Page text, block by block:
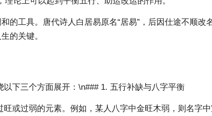
工具。唐代诗人白居易原名“居易”，后因仕途不顺改
的关键。
下三个方面展开：\n### 1. 五行补缺与八字平衡
或过弱的元素。例如，某人八字中金旺木弱，则名字中